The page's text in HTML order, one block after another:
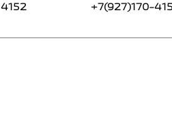
+7(927)170-